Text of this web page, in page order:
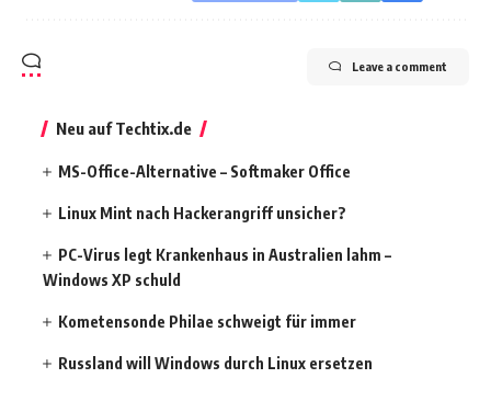
Leave a comment
Neu auf Techtix.de
MS-Office-Alternative – Softmaker Office
Linux Mint nach Hackerangriff unsicher?
PC-Virus legt Krankenhaus in Australien lahm –
Windows XP schuld
Kometensonde Philae schweigt für immer
Russland will Windows durch Linux ersetzen